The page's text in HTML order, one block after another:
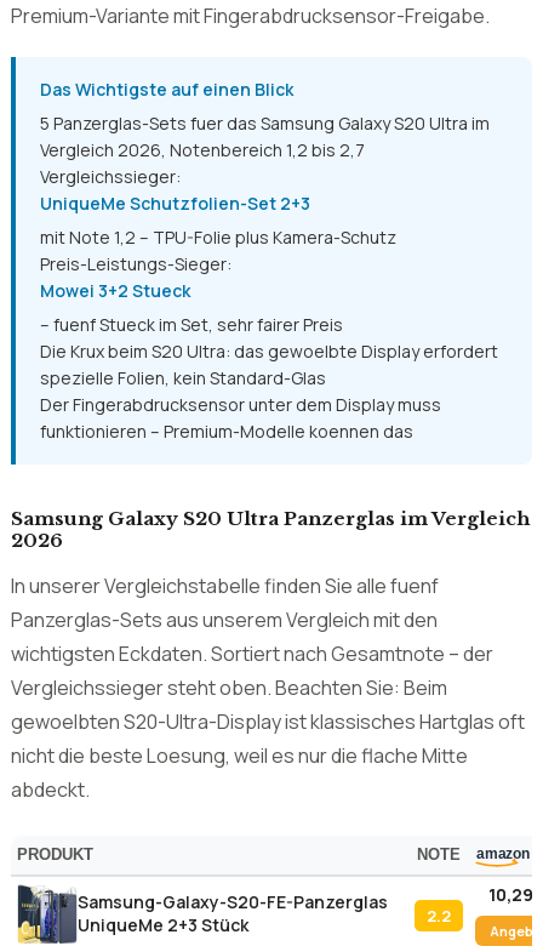
Ultra Panzerglasist deshalb keine Spielerei, sondern ein
vernuenftiger Schutz fuer das, was Sie taeglich in der Hand
halten. Wir haben fuenf aktuelle Panzerglas-Sets fuer das
S20 Ultra verglichen – vom Discounter-Doppelpack bis zur
Premium-Variante mit Fingerabdrucksensor-Freigabe.
Das Wichtigste auf einen Blick
5 Panzerglas-Sets fuer das Samsung Galaxy S20 Ultra im
Vergleich 2026, Notenbereich 1,2 bis 2,7
Vergleichssieger:
UniqueMe Schutzfolien-Set 2+3
mit Note 1,2 – TPU-Folie plus Kamera-Schutz
Preis-Leistungs-Sieger:
Mowei 3+2 Stueck
spezielle Folien, kein Standard-Glas
Der Fingerabdrucksensor unter dem Display muss
Samsung Galaxy S20 Ultra Panzerglas im Vergleich
2026
In unserer Vergleichstabelle finden Sie alle fuenf
Panzerglas-Sets aus unserem Vergleich mit den
wichtigsten Eckdaten. Sortiert nach Gesamtnote – der
gewoelbten S20-Ultra-Display ist klassisches Hartglas oft
nicht die beste Loesung, weil es nur die flache Mitte
abdeckt.